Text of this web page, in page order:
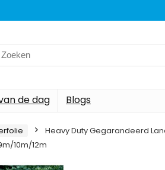
de dag Blogs
Heavy Duty Gegarandeerd
10m/12m